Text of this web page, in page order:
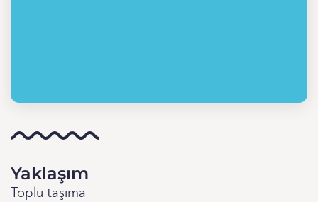
Yaklaşım
Toplu taşıma